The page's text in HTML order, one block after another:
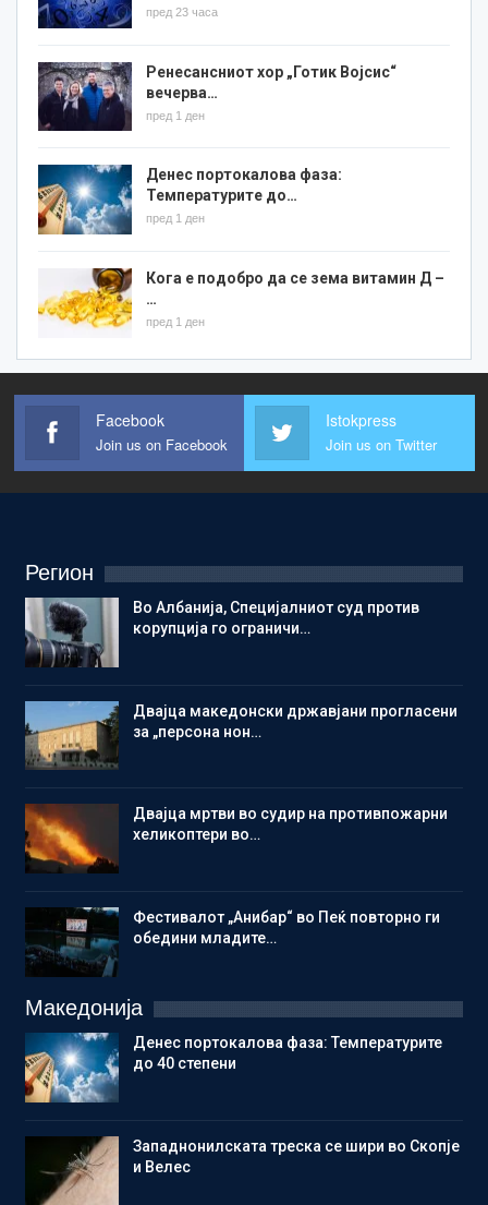
пред 23 часа
Ренесансниот хор „Готик Војсис“
вечерва…
пред 1 ден
Денес портокалова фаза:
Температурите до…
пред 1 ден
Кога е подобро да се зема витамин Д –
…
пред 1 ден
Facebook
Join us on Facebook
Istokpress
Join us on Twitter
Регион
Во Албанија, Специјалниот суд против
корупција го ограничи…
Двајца македонски државјани прогласени
за „персона нон…
Двајца мртви во судир на противпожарни
хеликоптери во…
Фестивалот „Анибар“ во Пеќ повторно ги
обедини младите…
Македонија
Денес портокалова фаза: Температурите
до 40 степени
Западнонилската треска се шири во Скопје
и Велес